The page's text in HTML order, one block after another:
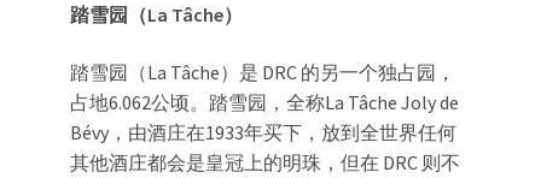
踏雪园（La Tâche）
踏雪园（La Tâche）是 DRC 的另一个独占园，
占地6.062公顷。踏雪园，全称La Tâche Joly de
Bévy，由酒庄在1933年买下，放到全世界任何
其他酒庄都会是皇冠上的明珠，但在 DRC 则不